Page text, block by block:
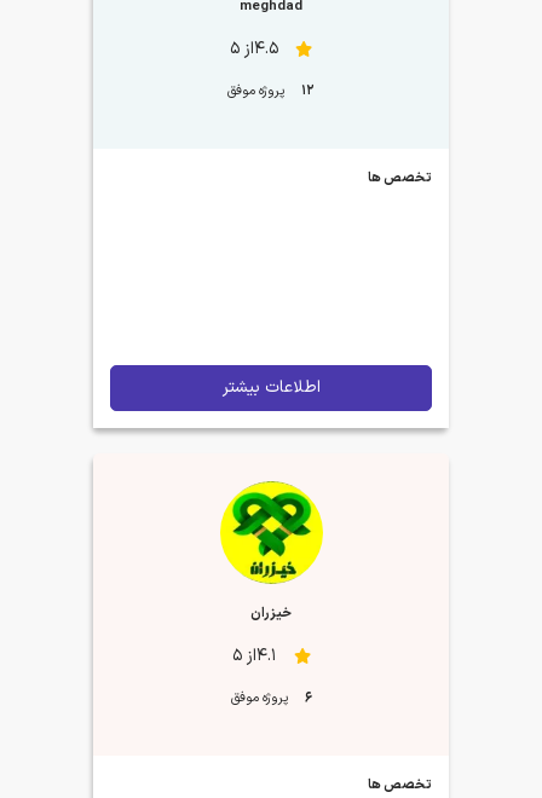
meghdad
4.5از 5
12 پروژه موفق
تخصص ها
اطلاعات بیشتر
خیزران
4.1از 5
6 پروژه موفق
تخصص ها